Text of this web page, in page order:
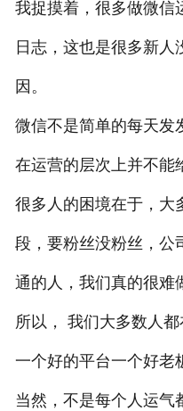
我捉摸着，很多做微信
日志，这也是很多新
因。
微信不是简单的每天发
在运营的层次上并不能
很多人的困境在于，大
段，要粉丝没粉丝，公
通的人，我们真的很难
所以， 我们大多数人
一个好的平台一个好老
当然，不是每个人运气